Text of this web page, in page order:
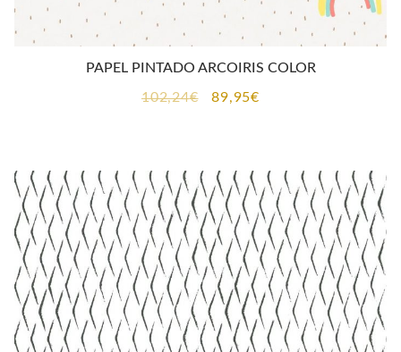
PAPEL PINTADO ARCOIRIS COLOR
102,24€
El
era:
102,24€.
89,95€
es:
89,95€.